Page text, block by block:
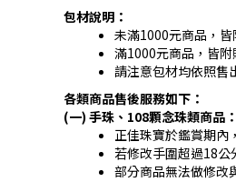
包材說明：
未滿1000元商品，
滿1000元商品，皆
請注意包材均依照售
各類商品售後服務如下：
(一) 手珠、108顆念珠類商品：
正佳珠寶於鑑賞期內
若修改手圍超過18公
部分商品無法做修改